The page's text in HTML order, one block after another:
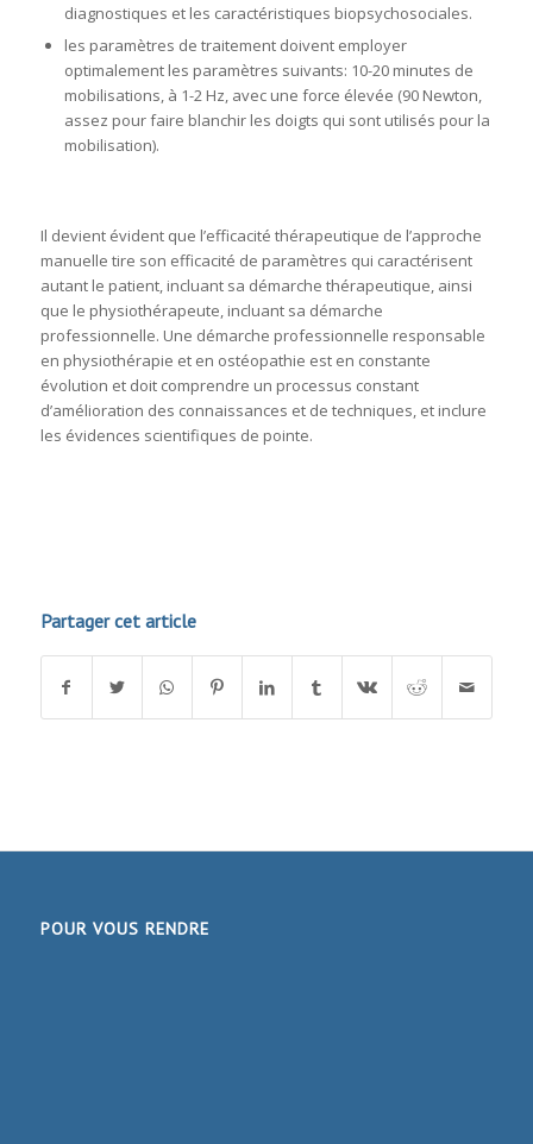
diagnostiques et les caractéristiques biopsychosociales.
les paramètres de traitement doivent employer
optimalement les paramètres suivants: 10-20 minutes de
mobilisations, à 1-2 Hz, avec une force élevée (90 Newton,
assez pour faire blanchir les doigts qui sont utilisés pour la
mobilisation).
Il devient évident que l’efficacité thérapeutique de l’approche
manuelle tire son efficacité de paramètres qui caractérisent
autant le patient, incluant sa démarche thérapeutique, ainsi
que le physiothérapeute, incluant sa démarche
professionnelle. Une démarche professionnelle responsable
en physiothérapie et en ostéopathie est en constante
évolution et doit comprendre un processus constant
d’amélioration des connaissances et de techniques, et inclure
les évidences scientifiques de pointe.
Partager cet article
POUR VOUS RENDRE